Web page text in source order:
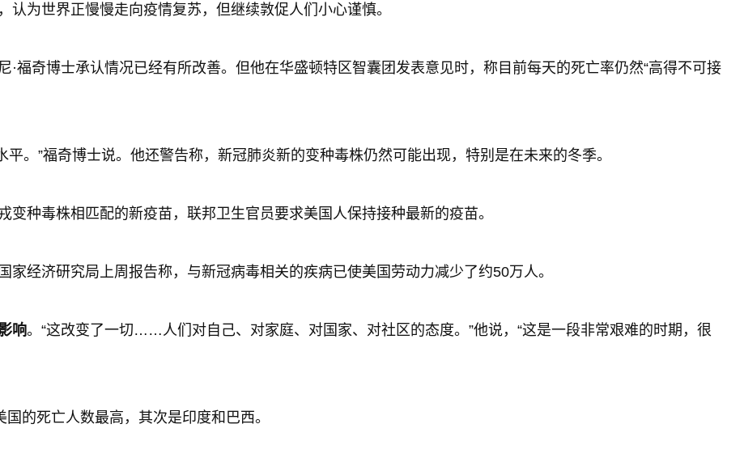
为世界正慢慢走向疫情复苏，但继续敦促人们小心谨慎。
·福奇博士承认情况已经有所改善。但他在华盛顿特区智囊团发表意见时，称目前每天的死亡率仍然“高得不可接
平。”福奇博士说。他还警告称，新冠肺炎新的变种毒株仍然可能出现，特别是在未来的冬季。
种毒株相匹配的新疫苗，联邦卫生官员要求美国人保持接种最新的疫苗。
家经济研究局上周报告称，与新冠病毒相关的疾病已使美国劳动力减少了约50万人。
响。“这改变了一切……人们对自己、对家庭、对国家、对社区的态度。”他说，“这是一段非常艰难的时期，很
的死亡人数最高，其次是印度和巴西。